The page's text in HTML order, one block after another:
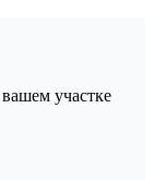
участке